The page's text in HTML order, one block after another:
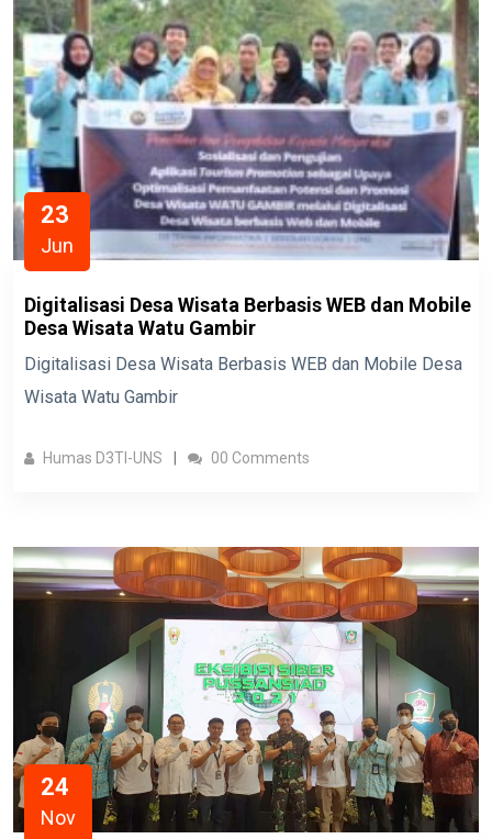
23
Jun
Digitalisasi Desa Wisata Berbasis WEB dan Mobile
Desa Wisata Watu Gambir
Digitalisasi Desa Wisata Berbasis WEB dan Mobile Desa
Wisata Watu Gambir
Humas D3TI-UNS 00 Comments
24
Nov